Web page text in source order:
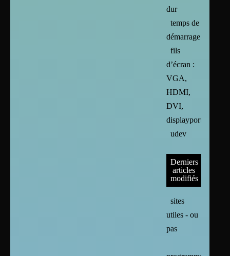
dur
temps de
démarrage
fils
d’écran :
VGA,
HDMI,
DVI,
displayport
udev
Derniers
articles
modifiés
sites
utiles - ou
pas